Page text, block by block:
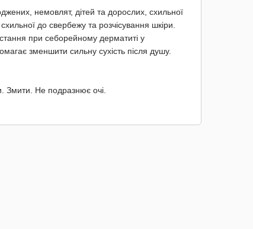
немовлят, дітей та дорослих, схильної
до свербежу та розчісування шкіри.
при себорейному дерматиті у
зменшити сильну сухість після душу.
Змити. Не подразнює очі.